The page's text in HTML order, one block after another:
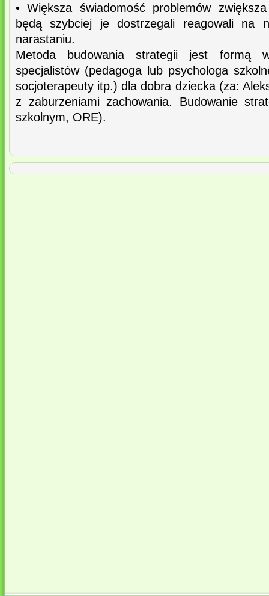
• Większa świadomość problemów
będą szybciej je dostrzegali reagowali na
narastaniu.
Metoda budowania strategii jest formą
specjalistów (pedagoga lub psychologa
socjoterapeuty itp.) dla dobra dziecka (za:
z zaburzeniami zachowania. Budowanie
szkolnym, ORE).